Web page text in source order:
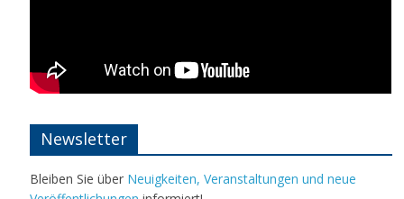
Newsletter
Bleiben Sie über Neuigkeiten, Veranstaltungen und neue